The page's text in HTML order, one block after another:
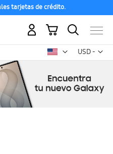
tarjetas de crédito.
USD -
dólar
Mi carrito